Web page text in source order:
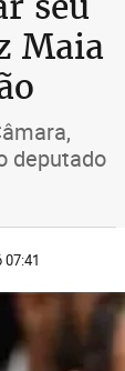
Maia
deputado